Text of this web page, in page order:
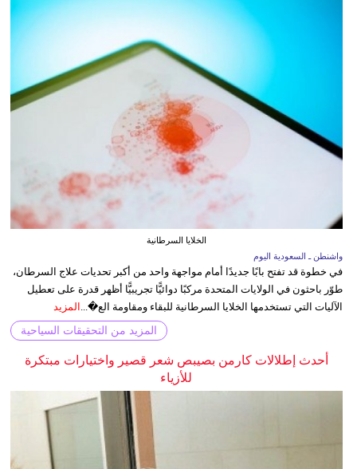
الخلايا السرطانية
واشنطن ـ السعودية اليوم
في خطوة قد تفتح بابًا جديدًا أمام مواجهة واحد من أكبر تحديات علاج السرطان،
طوّر باحثون في الولايات المتحدة مركبًا دوائيًّا تجريبيًّا أظهر قدرة على تعطيل
الآليات التي تستخدمها الخلايا السرطانية للبقاء ومقاومة الع�... المزيد
المزيد من التحقيقات السياحية
أحدث إطلالات كارمن بصيبص شعر قصير واختيارات مبتكرة
للأزياء